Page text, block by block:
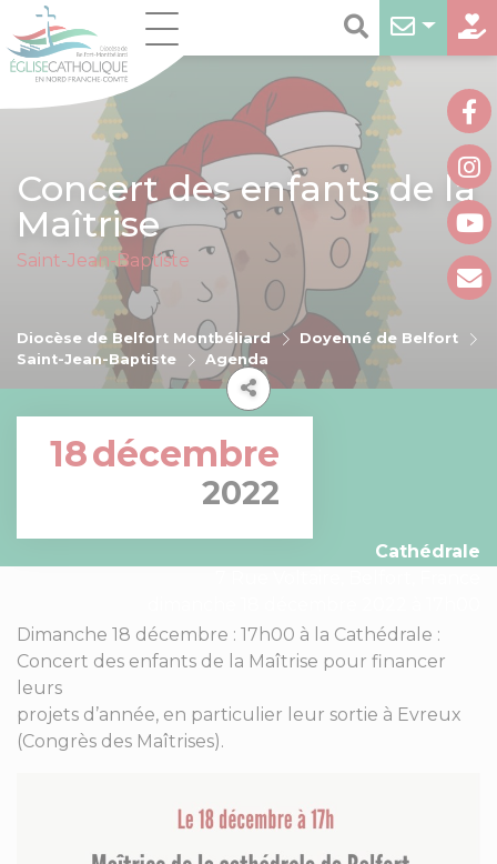
Concert des enfants de la
Maîtrise
Saint-Jean-Baptiste
Diocèse de Belfort Montbéliard
Doyenné de Belfort
Saint-Jean-Baptiste
Agenda
18décembre
2022
Cathédrale
Dimanche 18 décembre : 17h00 à la Cathédrale :
Concert des enfants de la Maîtrise pour financer
leurs
projets d’année, en particulier leur sortie à Evreux
(Congrès des Maîtrises).